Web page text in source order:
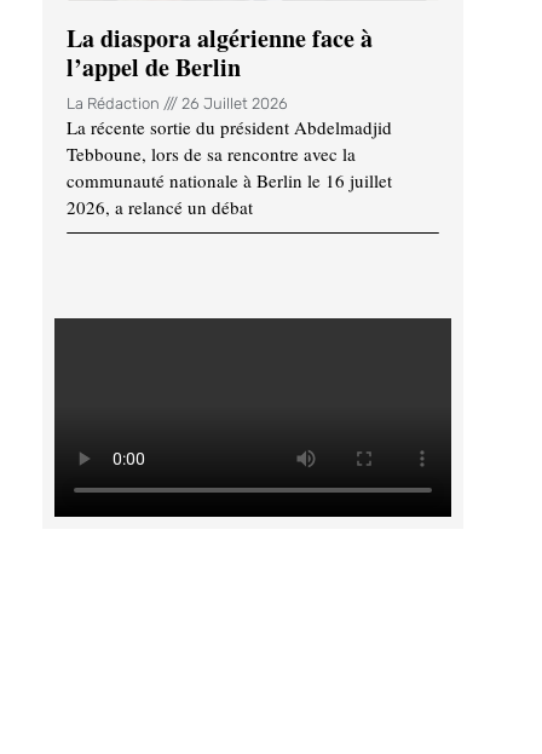
La diaspora algérienne face à
l’appel de Berlin
La Rédaction 26 Juillet 2026
La récente sortie du président Abdelmadjid
Tebboune, lors de sa rencontre avec la
communauté nationale à Berlin le 16 juillet
2026, a relancé un débat